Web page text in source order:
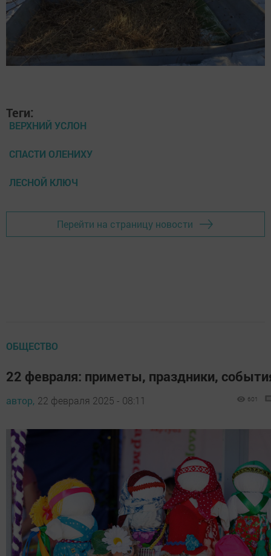
Теги:
ВЕРХНИЙ УСЛОН
СПАСТИ ОЛЕНИХУ
ЛЕСНОЙ КЛЮЧ
Перейти на страницу новости
ОБЩЕСТВО
22 февраля: приметы, праздники,
автор, 22 февраля 2025 - 08:11 601